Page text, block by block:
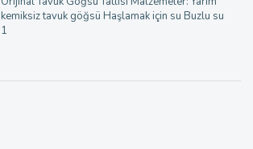
kemiksiz tavuk göğsü Haşlamak için su Buzlu su
1